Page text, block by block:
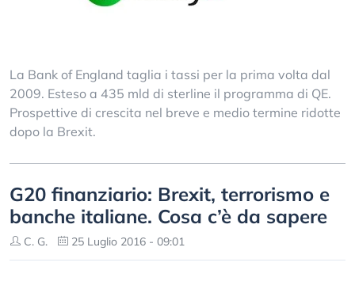
La Bank of England taglia i tassi per la prima volta dal
2009. Esteso a 435 mld di sterline il programma di QE.
Prospettive di crescita nel breve e medio termine ridotte
dopo la Brexit.
G20 finanziario: Brexit, terrorismo e
banche italiane. Cosa c’è da sapere
C. G. 25 Luglio 2016 - 09:01